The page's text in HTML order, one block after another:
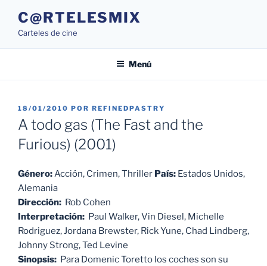
contenido
C@RTELESMIX
Carteles de cine
Menú
PUBLICADO
EL
18/01/2010 POR REFINEDPASTRY
A todo gas (The Fast and the
Furious) (2001)
Género:Acción, Crimen, Thriller País: Estados Unidos,
Alemania
Dirección: Rob Cohen
Interpretación: Paul Walker, Vin Diesel, Michelle
Rodriguez, Jordana Brewster, Rick Yune, Chad Lindberg,
Johnny Strong, Ted Levine
Sinopsis: Para Domenic Toretto los coches son su